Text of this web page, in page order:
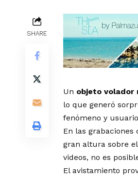
SHARE
Un objeto volador
lo que generó
fenómeno y
En las
gran altura sobre
videos, no es
El avistamiento